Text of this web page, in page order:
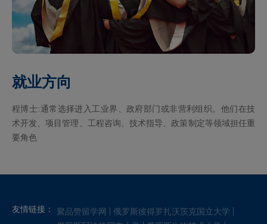
就业方向
程博士:通常选择进入工业界、政府部门或非营利组织。他们在技
术开发、项目管理、工程咨询、技术指导、政策制定等领域担任重
要角色
友情链接： 聚品赞留学网
俄罗斯彼得罗扎沃茨克国立大学